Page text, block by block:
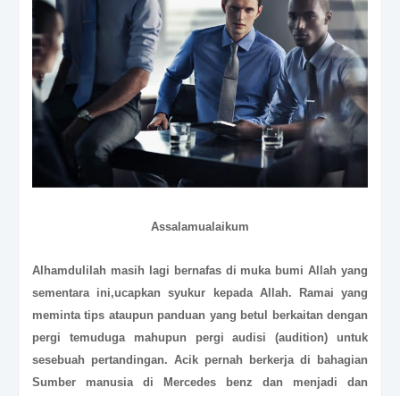
Assalamualaikum
Alhamdulilah masih lagi bernafas di muka bumi Allah yang
sementara ini,ucapkan syukur kepada Allah. Ramai yang
meminta tips ataupun panduan yang betul berkaitan dengan
pergi temuduga mahupun pergi audisi (audition) untuk
sesebuah pertandingan. Acik pernah berkerja di bahagian
Sumber manusia di Mercedes benz dan menjadi dan